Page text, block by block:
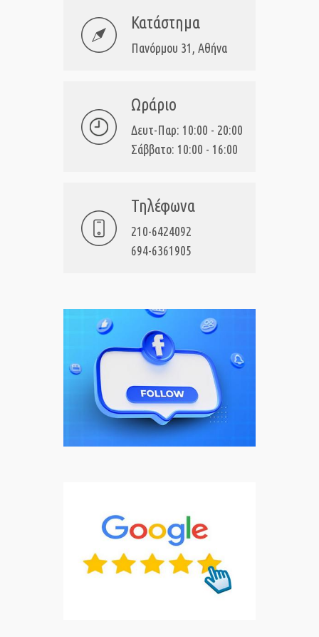
Κατάστημα
Πανόρμου 31, Αθήνα
Ωράριο
Δευτ-Παρ: 10:00 - 20:00
Σάββατο: 10:00 - 16:00
Τηλέφωνα
210-6424092
694-6361905